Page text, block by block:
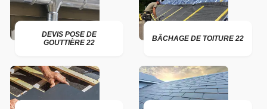
DEVIS POSE DE
GOUTTIÈRE 22
BÂCHAGE DE TOITURE 22